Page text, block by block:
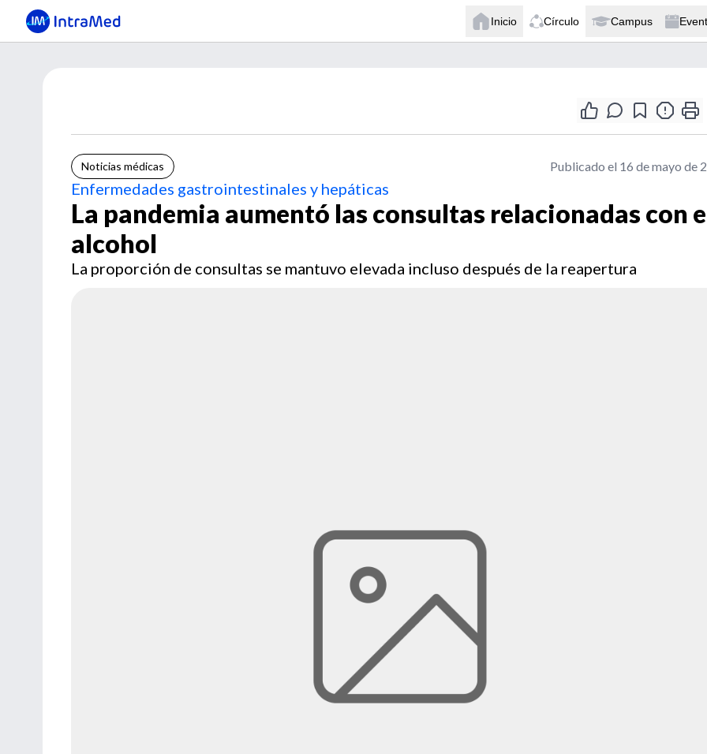
Inicio Círculo Campus
Noticias médicas Publicado el 16 de mayo de
Enfermedades gastrointestinales y hepáticas
La pandemia aumentó las consultas relacionadas con
alcohol
La proporción de consultas se mantuvo elevada incluso después de la reapertura